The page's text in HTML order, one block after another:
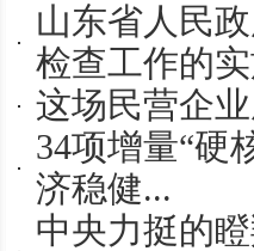
山东省人民
检查工作的
这场民营企
34项增量“硬
济稳健...
中央力挺的